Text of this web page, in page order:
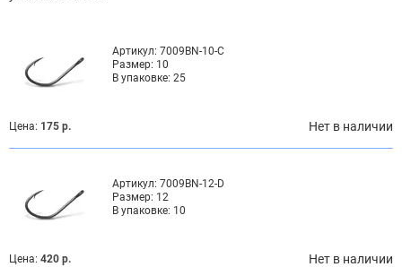
Артикул: 7009BN-10-C
Размер: 10
В упаковке: 25
Цена: 175 р. Нет в наличии
Артикул: 7009BN-12-D
Размер: 12
В упаковке: 10
Цена: 420 р. Нет в наличии